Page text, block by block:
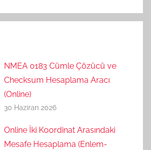
NMEA 0183 Cümle Çözücü ve
Checksum Hesaplama Aracı
(Online)
30 Haziran 2026
Online İki Koordinat Arasındaki
Mesafe Hesaplama (Enlem-